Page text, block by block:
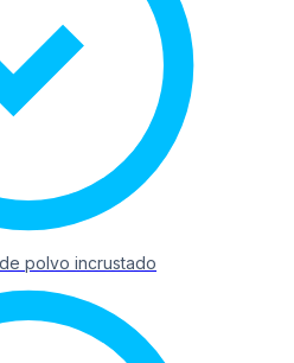
polvo incrustado